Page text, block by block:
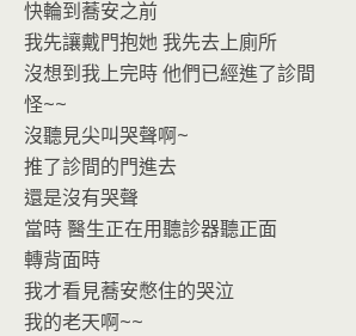
快輪到蕎安之前
我先讓戴門抱她 我先去上廁所
沒想到我上完時 他們已經進了診間
怪~~
沒聽見尖叫哭聲啊~
推了診間的門進去
還是沒有哭聲
當時 醫生正在用聽診器聽正面
轉背面時
我才看見蕎安憋住的哭泣
我的老天啊~~